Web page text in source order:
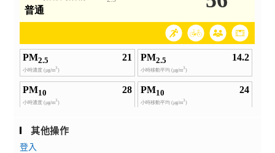
其他操作
登入